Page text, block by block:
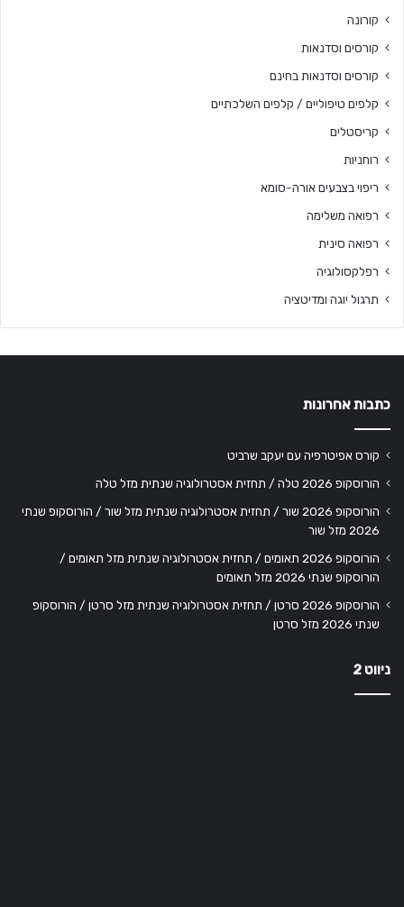
קורונה
קורסים וסדנאות
קורסים וסדנאות בחינם
קלפים טיפוליים / קלפים השלכתיים
קריסטלים
רוחניות
ריפוי בצבעים אורה-סומא
רפואה משלימה
רפואה סינית
רפלקסולוגיה
תרגול יוגה ומדיטציה
כתבות אחרונות
קורס אפיטרפיה עם יעקב שרביט
הורוסקופ 2026 טלה / תחזית אסטרולוגיה שנתית מזל טלה
הורוסקופ 2026 שור / תחזית אסטרולוגיה שנתית מזל שור / הורוסקופ שנתי
2026 מזל שור
הורוסקופ 2026 תאומים / תחזית אסטרולוגיה שנתית מזל תאומים /
הורוסקופ שנתי 2026 מזל תאומים
הורוסקופ 2026 סרטן / תחזית אסטרולוגיה שנתית מזל סרטן / הורוסקופ
שנתי 2026 מזל סרטן
ניווט 2